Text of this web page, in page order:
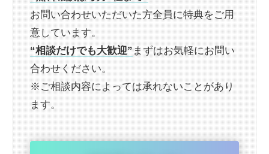
お問い合わせいただいた方全員に特典をご用
意しています。
“相談だけでも大歓迎”まずはお気軽にお問い
合わせください。
※ご相談内容によっては承れないことがあり
ます。